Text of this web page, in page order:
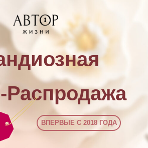
ВПЕРВЫЕ С 2018 ГОДА